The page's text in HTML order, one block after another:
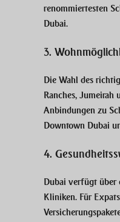
renommiertesten
Dubai.
3.
Die Wahl des
Ranches,
Anbindungen zu
Downtown Dubai
4.
Dubai verfügt über
Kliniken. Für